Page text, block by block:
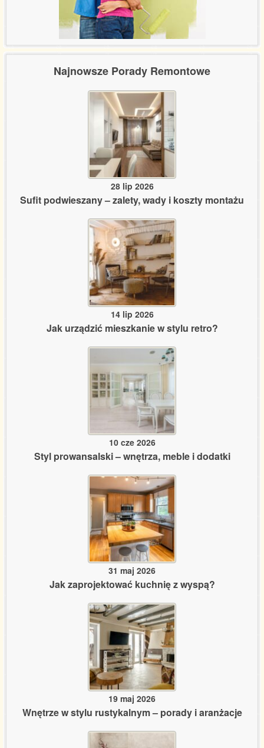
Najnowsze Porady Remontowe
28 lip 2026
Sufit podwieszany – zalety, wady i koszty montażu
14 lip 2026
Jak urządzić mieszkanie w stylu retro?
10 cze 2026
Styl prowansalski – wnętrza, meble i dodatki
31 maj 2026
Jak zaprojektować kuchnię z wyspą?
19 maj 2026
Wnętrze w stylu rustykalnym – porady i aranżacje